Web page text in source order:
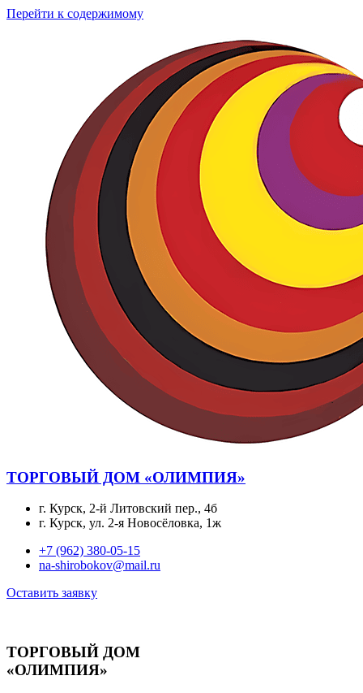
Перейти к содержимому
ТОРГОВЫЙ ДОМ «ОЛИМПИЯ»
г. Курск, 2-й Литовский пер., 4б
г. Курск, ул. 2-я Новосёловка, 1ж
+7 (962) 380-05-15
na-shirobokov@mail.ru
Оставить заявку
ТОРГОВЫЙ ДОМ
«ОЛИМПИЯ»